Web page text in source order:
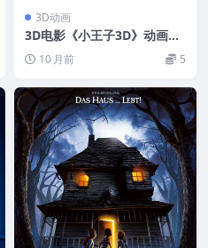
3D动画
3D电影《小王子3D》动画下
载 左右格式 蓝光原盘3D高清
网盘下载 MKV
10 月前 5